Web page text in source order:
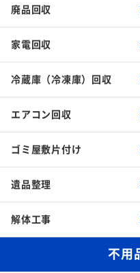
廃品回収
家電回収
冷蔵庫（冷凍庫）回収
エアコン回収
ゴミ屋敷片付け
遺品整理
解体工事
不用